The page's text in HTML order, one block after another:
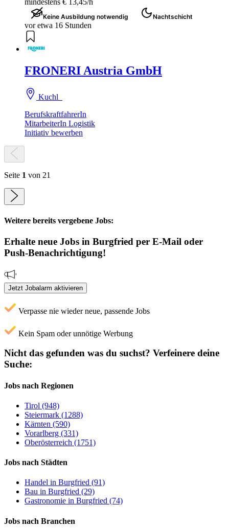
Keine Ausbildung notwendig Nachtschicht
vor etwa 16 Stunden
FRONERI Austria GmbH
Kuchl
BerufskraftfahrerIn
MitarbeiterIn Logistik
Initiativ bewerben
Seite 1 von 21
Weitere bereits vergebene Jobs:
Erhalte neue Jobs in Burgfried per E-Mail oder
Push-Benachrichtigung!
Jetzt Jobalarm aktivieren
Verpasse nie wieder neue, passende Jobs
Kein Spam oder unnötige Werbung
Nicht das gefunden was du suchst? Verfeinere deine
Suche:
Jobs nach Regionen
Tirol (948)
Steiermark (1288)
Kärnten (590)
Vorarlberg (331)
Oberösterreich (1751)
Jobs nach Städten
Handel in Burgfried (91)
Bau in Burgfried (29)
Gastronomie in Burgfried (74)
Jobs nach Branchen